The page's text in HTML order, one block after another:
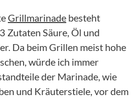
Grillmarinade besteht
Zutaten Säure, Öl und
Da beim Grillen meist hohe
würde ich immer
der Marinade, wie
und Kräuterstiele, vor dem